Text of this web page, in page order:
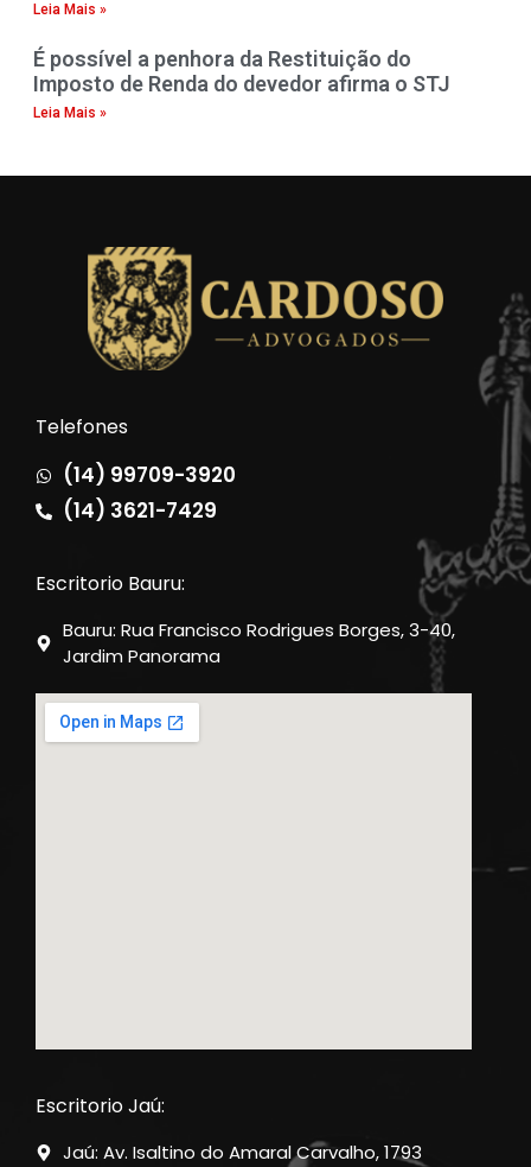
Leia Mais »
É possível a penhora da Restituição do
Imposto de Renda do devedor afirma o STJ
Leia Mais »
Telefones
(14) 99709-3920
(14) 3621-7429
Escritorio Bauru:
Bauru: Rua Francisco Rodrigues Borges, 3-40,
Jardim Panorama
Escritorio Jaú:
Jaú: Av. Isaltino do Amaral Carvalho, 1793